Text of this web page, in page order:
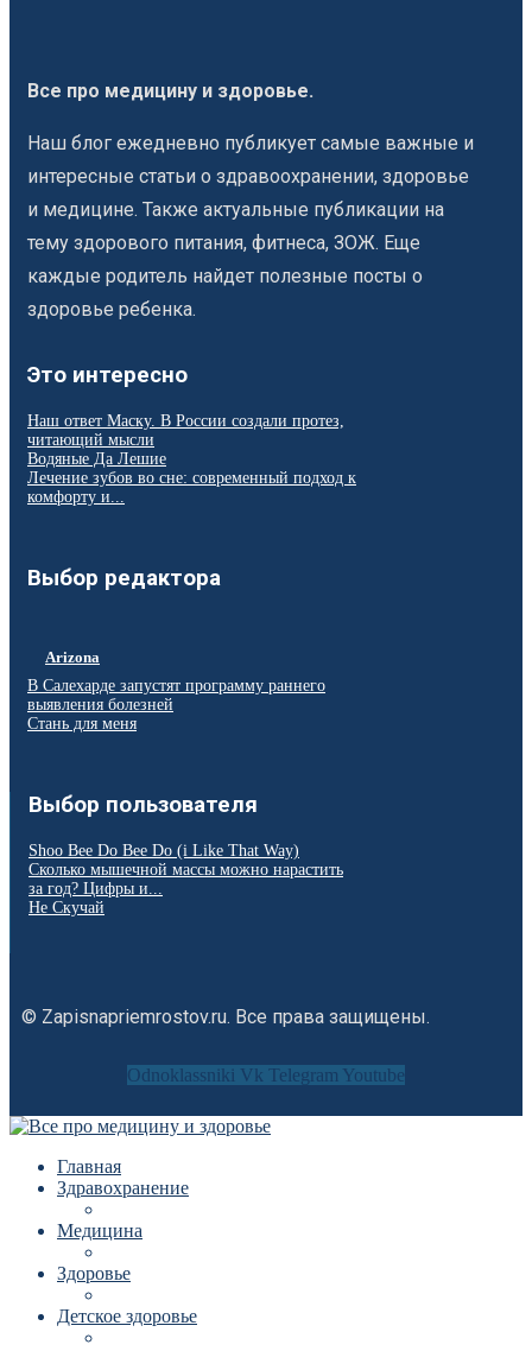
Все про медицину и здоровье.
Наш блог ежедневно публикует самые важные и
интересные статьи о здравоохранении, здоровье
и медицине. Также актуальные публикации на
тему здорового питания, фитнеса, ЗОЖ. Еще
каждые родитель найдет полезные посты о
здоровье ребенка.
Это интересно
Наш ответ Маску. В России создали протез,
читающий мысли
Водяные Да Лешие
Лечение зубов во сне: современный подход к
комфорту и...
Выбор редактора
Arizona
В Салехарде запустят программу раннего
выявления болезней
Стань для меня
Выбор пользователя
Shoo Bee Do Bee Do (i Like That Way)
Сколько мышечной массы можно нарастить
за год? Цифры и...
Не Скучай
© Zapisnapriemrostov.ru. Все права защищены.
Odnoklassniki Vk Telegram Youtube
Главная
Здравохранение
Медицина
Здоровье
Детское здоровье